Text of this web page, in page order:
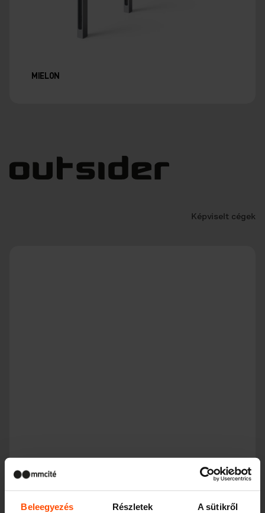
Beleegyezés Részletek A sütikről
MIELON
Képviselt cégek